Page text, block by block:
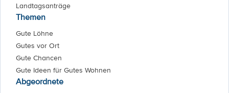
Landtagsanträge
Themen
Gute Löhne
Gutes vor Ort
Gute Chancen
Gute Ideen für Gutes Wohnen
Abgeordnete